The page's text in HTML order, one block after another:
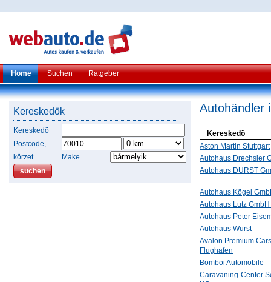
Home Suchen Ratgeber
Kereskedök
Kereskedö
Postcode,
körzet
Make
Autohändler
Kereskedö
Aston Martin Stuttgart
Autohaus Drechsler
Autohaus DURST
Autohaus Kögel
Autohaus Lutz
Autohaus Peter
Autohaus Wurst
Avalon Premium
Flughafen
Bomboi Automobile
Caravaning-Center